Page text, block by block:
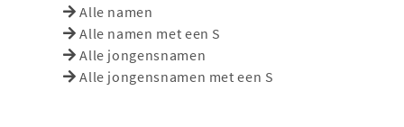
Alle namen
Alle namen met een S
Alle jongensnamen
Alle jongensnamen met een S